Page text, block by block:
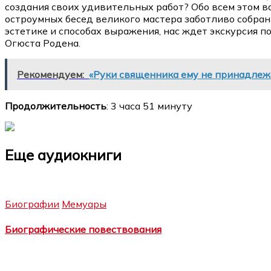
создания своих удивительных работ? Обо всем этом
остроумных бесед великого мастера заботливо
эстетике и способах выражения, нас ждет экскурсия
Огюста Родена.
Рекомендуем: «Руки священника ему не
Продолжительность: 3 часа 51 минуту
Еще аудиокниги
Биографии Мемуары
Биографические повествования